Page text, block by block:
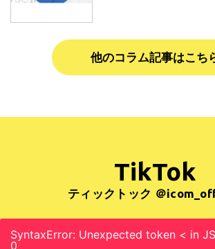
他のコラム記事はこち
TikTok
ティックトック ＠
SyntaxError: Unexpected token < in
0